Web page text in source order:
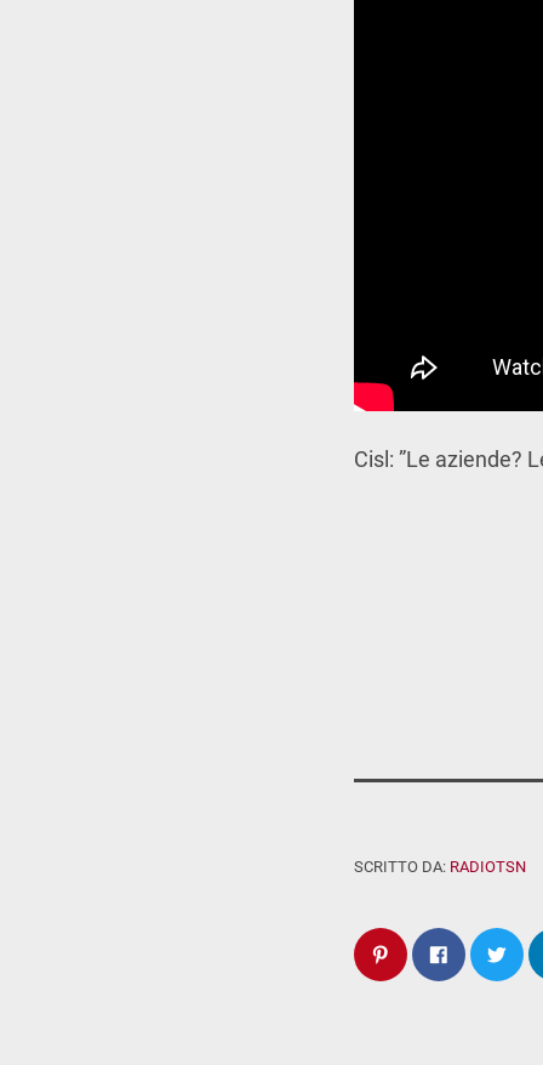
Cisl: ”Le aziende?
SCRITTO DA: RADIOTSN